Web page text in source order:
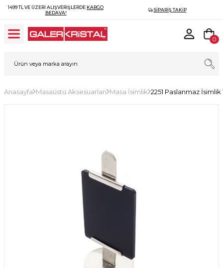
1499 TL VE ÜZERI ALIŞVERIŞLERDE KARGO
BEDAVA!
SIPARIŞ TAKIP
0
Anasayfa Masaüstü Aksesuarları Masa İsimlik 2251 Paslanmaz